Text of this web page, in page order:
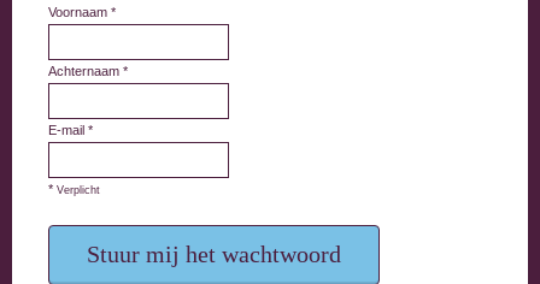
Voornaam *
Achternaam *
E-mail *
* Verplicht